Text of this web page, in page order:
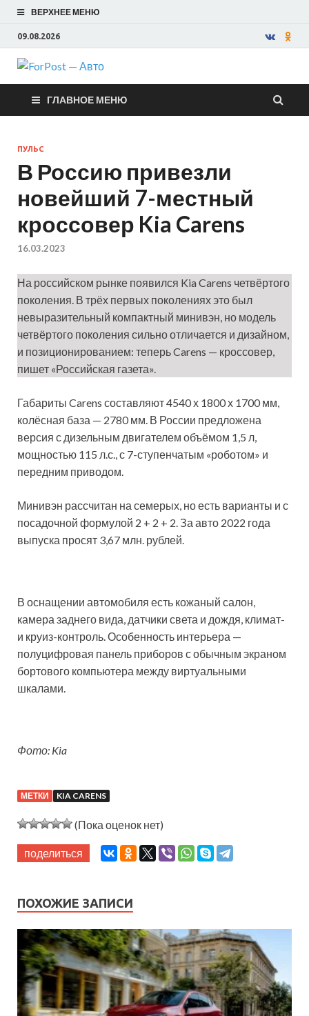
ВЕРХНЕЕ МЕНЮ
09.08.2026
ForPost —
Авто
ГЛАВНОЕ МЕНЮ
ПУЛЬС
В Россию привезли
новейший 7-местный
кроссовер Kia Carens
16.03.2023
На российском рынке появился Kia Carens четвёртого
поколения. В трёх первых поколениях это был
невыразительный компактный минивэн, но модель
четвёртого поколения сильно отличается и дизайном,
и позиционированием: теперь Carens — кроссовер,
пишет «Российская газета».
Габариты Carens составляют 4540 х 1800 х 1700 мм,
колёсная база — 2780 мм. В России предложена
версия с дизельным двигателем объёмом 1,5 л,
мощностью 115 л.с., с 7-ступенчатым «роботом» и
передним приводом.
Минивэн рассчитан на семерых, но есть варианты и с
посадочной формулой 2 + 2 + 2. За авто 2022 года
выпуска просят 3,67 млн. рублей.
В оснащении автомобиля есть кожаный салон,
камера заднего вида, датчики света и дождя, климат-
и круиз-контроль. Особенность интерьера —
полуцифровая панель приборов с обычным экраном
бортового компьютера между виртуальными
шкалами.
Фото: Kia
МЕТКИ KIA CARENS
(Пока оценок нет)
поделиться
ПОХОЖИЕ ЗАПИСИ